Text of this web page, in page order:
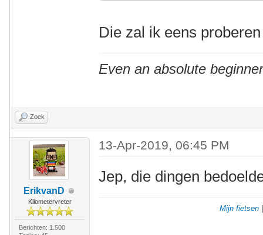
Die zal ik eens
Even an absolute
Zoek
ErikvanD
Kilometervreter
Berichten: 1.500
13-Apr-2019, 06:45 PM
Jep, die dingen
Mijn fietsen